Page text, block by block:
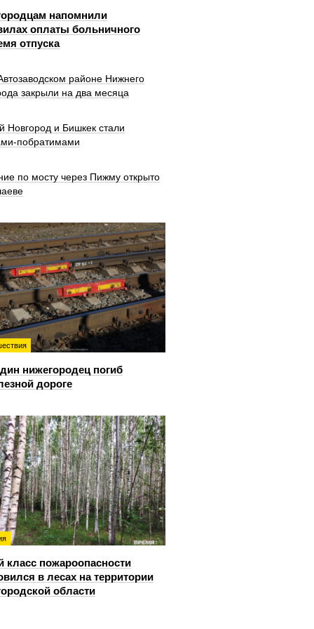
напомнили
оплаты больничного
отпуска
районе Нижнего
закрыли на два месяца
Новгород и Бишкек стали
побратимами
по мосту через Пижму открыто
нижегородец погиб
дороге
класс пожароопасности
в лесах на территории
области